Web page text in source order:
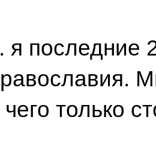
я последние
только